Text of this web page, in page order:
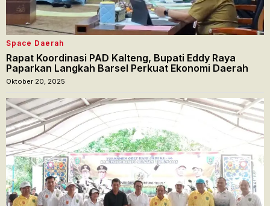
Space Daerah
Rapat Koordinasi PAD Kalteng, Bupati Eddy Raya
Paparkan Langkah Barsel Perkuat Ekonomi Daerah
Oktober 20, 2025